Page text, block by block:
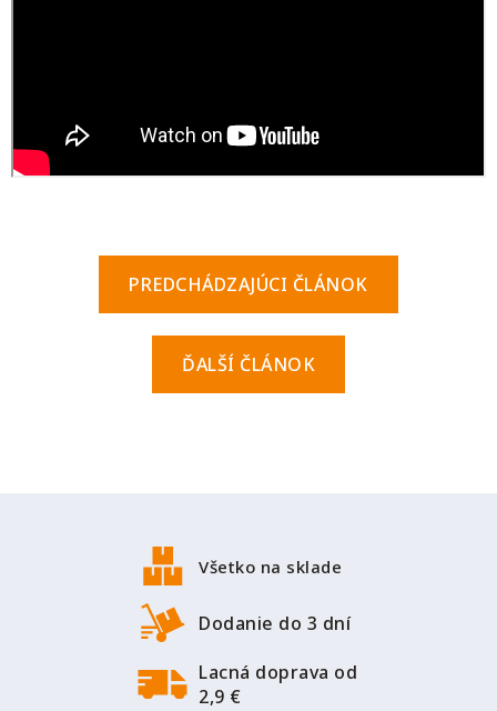
PREDCHÁDZAJÚCI ČLÁNOK
ĎALŠÍ ČLÁNOK
Všetko na sklade
Dodanie do 3 dní
Lacná doprava od
2,9 €